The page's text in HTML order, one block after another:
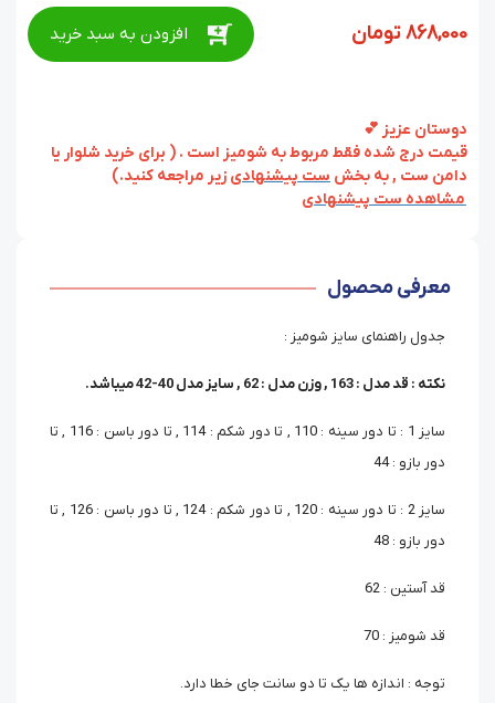
868,000تومان افزودن به سبد خرید
دوستان عزیز 💕
قیمت درج شده فقط مربوط به شومیز است . ( برای خرید شلوار یا
دامن ست , به بخش ست پیشنهادی زیر مراجعه کنید.)
مشاهده ست پیشنهادی
معرفی محصول
جدول راهنمای سایز شومیز :
نکته : قد مدل : 163 , وزن مدل : 62 , سایز مدل 40-42 میباشد.
سایز 1 : تا دور سینه : 110 , تا دور شکم : 114 , تا دور باسن : 116 , تا
دور بازو : 44
سایز 2 : تا دور سینه : 120 , تا دور شکم : 124 , تا دور باسن : 126 , تا
دور بازو : 48
قد آستین : 62
قد شومیز : 70
توجه : اندازه ها یک تا دو سانت جای خطا دارد.